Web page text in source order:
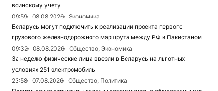
воинскому учету
09:59
08.08.2026
Экономика
Беларусь могут подключить к реализации проекта первого
грузового железнодорожного маршрута между РФ и Пакистаном
09:32
08.08.2026
Общество, Экономика
За неделю физические лица ввезли в Беларусь на льготных
условиях 251 электромобиль
23:58
07.08.2026
Общество, Политика